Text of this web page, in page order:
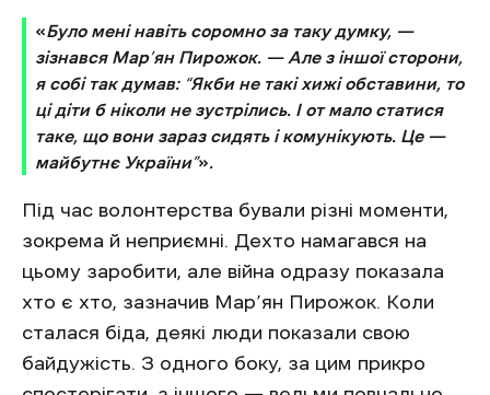
«Було мені навіть соромно за таку думку, —
зізнався Мар’ян Пирожок. — Але з іншої сторони,
я собі так думав: “Якби не такі хижі обставини, то
ці діти б ніколи не зустрілись. І от мало статися
таке, що вони зараз сидять і комунікують. Це —
майбутнє України”»
Під час волонтерства бували різні моменти,
зокрема й неприємні. Дехто намагався на
цьому заробити, але війна одразу показала
хто є хто, зазначив Мар’ян Пирожок. Коли
сталася біда, деякі люди показали свою
байдужість. З одного боку, за цим прикро